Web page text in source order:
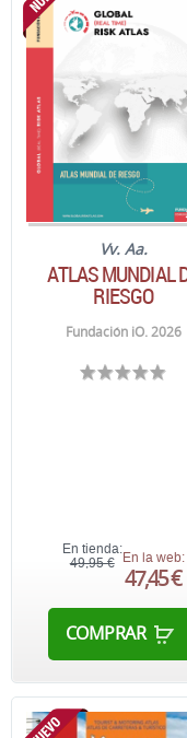
Vv. Aa.
ATLAS MUNDIAL
RIESGO
Fundación iO. 2026
En tienda:
49,95 € En la web:
47,45 €
COMPRAR